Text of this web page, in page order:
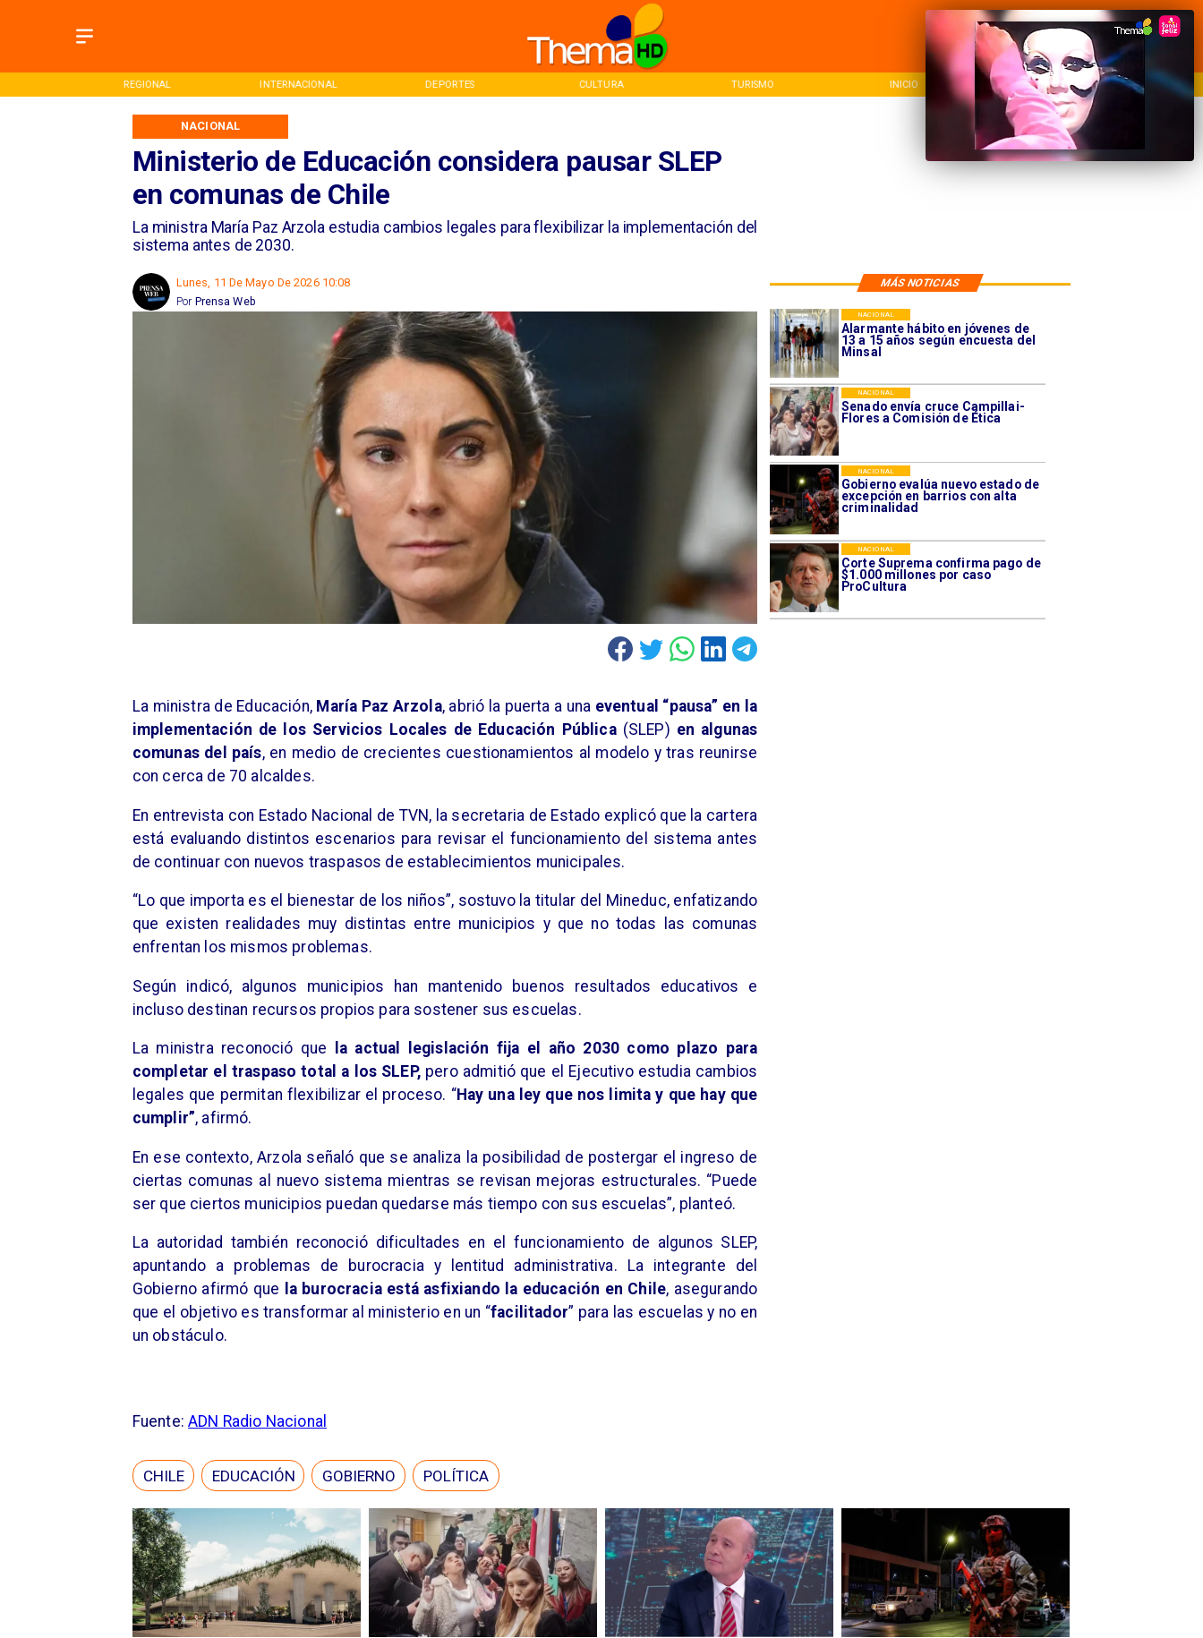
REGIONAL INTERNACIONAL DEPORTES CULTURA TURISMO INICIO NACIONAL
Ministerio de Educación considera pausar SLEP
en comunas de Chile
La ministra María Paz Arzola estudia cambios legales para flexibilizar la implementación del
sistema antes de 2030.
NACIONAL
MÁS NOTICIAS
Lunes, 11 De Mayo De 2026 10:08
Prensa Web
Por
Alarmante hábito en jóvenes de
13 a 15 años según encuesta del
Minsal
NACIONAL
Senado envía cruce Campillai-
Flores a Comisión de Ética
NACIONAL
Gobierno evalúa nuevo estado de
excepción en barrios con alta
criminalidad
NACIONAL
Corte Suprema confirma pago de
$1.000 millones por caso
ProCultura
NACIONAL
La ministra de Educación, María Paz Arzola, abrió la puerta a una eventual “pausa” en la
implementación de los Servicios Locales de Educación Pública (SLEP) en algunas
comunas del país, en medio de crecientes cuestionamientos al modelo y tras reunirse
con cerca de 70 alcaldes.
En entrevista con Estado Nacional de TVN, la secretaria de Estado explicó que la cartera
está evaluando distintos escenarios para revisar el funcionamiento del sistema antes
de continuar con nuevos traspasos de establecimientos municipales.
“Lo que importa es el bienestar de los niños”, sostuvo la titular del Mineduc, enfatizando
que existen realidades muy distintas entre municipios y que no todas las comunas
enfrentan los mismos problemas.
Según indicó, algunos municipios han mantenido buenos resultados educativos e
incluso destinan recursos propios para sostener sus escuelas.
La ministra reconoció que
la actual legislación fija el año 2030 como plazo para
completar el traspaso total a los SLEP,pero admitió que el Ejecutivo estudia cambios
legales que permitan flexibilizar el proceso. “Hay una ley que nos limita y que hay que
cumplir”, afirmó.
En ese contexto, Arzola señaló que se analiza la posibilidad de postergar el ingreso de
ciertas comunas al nuevo sistema mientras se revisan mejoras estructurales. “Puede
ser que ciertos municipios puedan quedarse más tiempo con sus escuelas”, planteó.
La autoridad también reconoció dificultades en el funcionamiento de algunos SLEP,
apuntando a problemas de burocracia y lentitud administrativa. La integrante del
Gobierno afirmó que
la burocracia está asfixiando la educación en Chile, asegurando
que el objetivo es transformar al ministerio en un “facilitador” para las escuelas y no en
un obstáculo.
Fuente:ADN Radio Nacional
CHILE EDUCACIÓN GOBIERNO POLÍTICA